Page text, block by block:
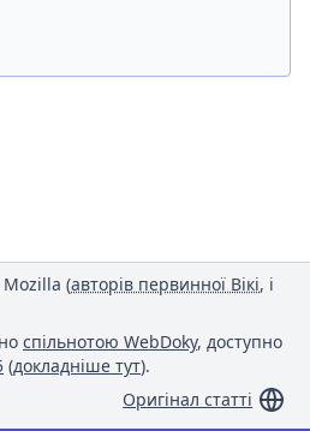
Mozilla (авторів первинної Вікі, і
спільнотою WebDoky, доступно
(докладніше тут).
Оригінал статті